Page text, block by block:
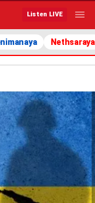
Listen LIVE
Nethsaraya